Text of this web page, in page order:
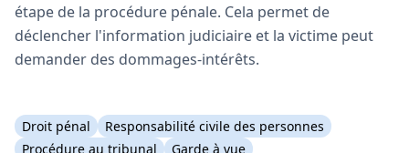
étape de la procédure pénale. Cela permet de
déclencher l'information judiciaire et la victime peut
demander des dommages-intérêts.
Droit pénal
Responsabilité civile des personnes
Procédure au tribunal
Garde à vue